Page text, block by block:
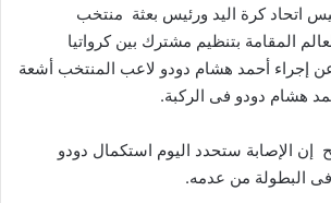
اتحاد كرة اليد ورئيس بعثة منتخب
المقامة بتنظيم مشترك بين كرواتيا
عن إجراء أحمد هشام دودو لاعب المنتخب أشعة
هشام دودو فى الركبة.
الإصابة ستحدد اليوم استكمال دودو
البطولة من عدمه.